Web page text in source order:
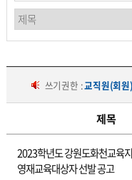
쓰기권한 :교직원(회원)
제목
2023학년도 강원도화천교육
영재교육대상자 선발 공고